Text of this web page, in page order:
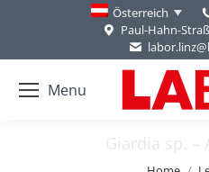
Österreich
Paul-Hahn-
Menu
Giardia sp. –